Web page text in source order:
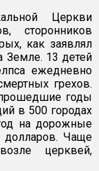
Церкви
сторонников
как заявлял
Земле. 13 детей
ежедневно
грехов.
годы
в 500 городах
на дорожные
долларов. Чаще
церквей,